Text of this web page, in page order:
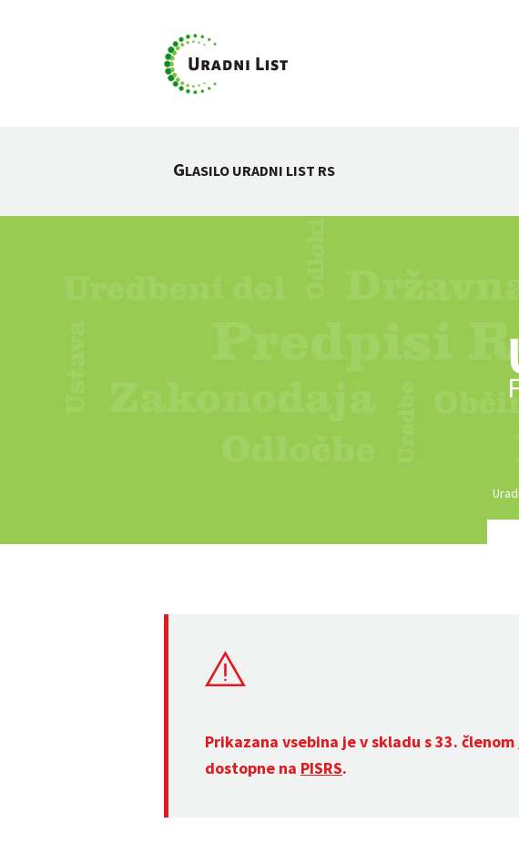
GLASILO URADNI LIST RS
Prikazana vsebina je v skladu s 33. členom
dostopne na PISRS.